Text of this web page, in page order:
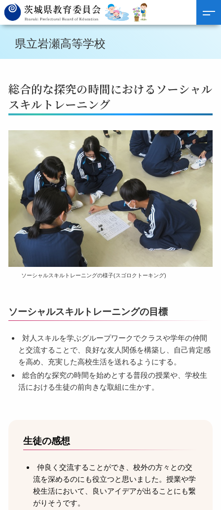
県立岩瀬高等学校
総合的な探究の時間におけるソーシャル
スキルトレーニング
ソーシャルスキルトレーニングの様子(スゴロクトーキング)
ソーシャルスキルトレーニングの目標
対人スキルを学ぶグループワークでクラスや学年の仲間
と交流することで、良好な友人関係を構築し、自己肯定感
を高め、充実した高校生活を送れるようにする。
総合的な探究の時間を始めとする普段の授業や、学校生
活における生徒の前向きな取組に生かす。
生徒の感想
仲良く交流することができ、校外の方々との交
流を深めるのにも役立つと思いました。授業や学
校生活において、良いアイデアが出ることにも繋
がりそうです。